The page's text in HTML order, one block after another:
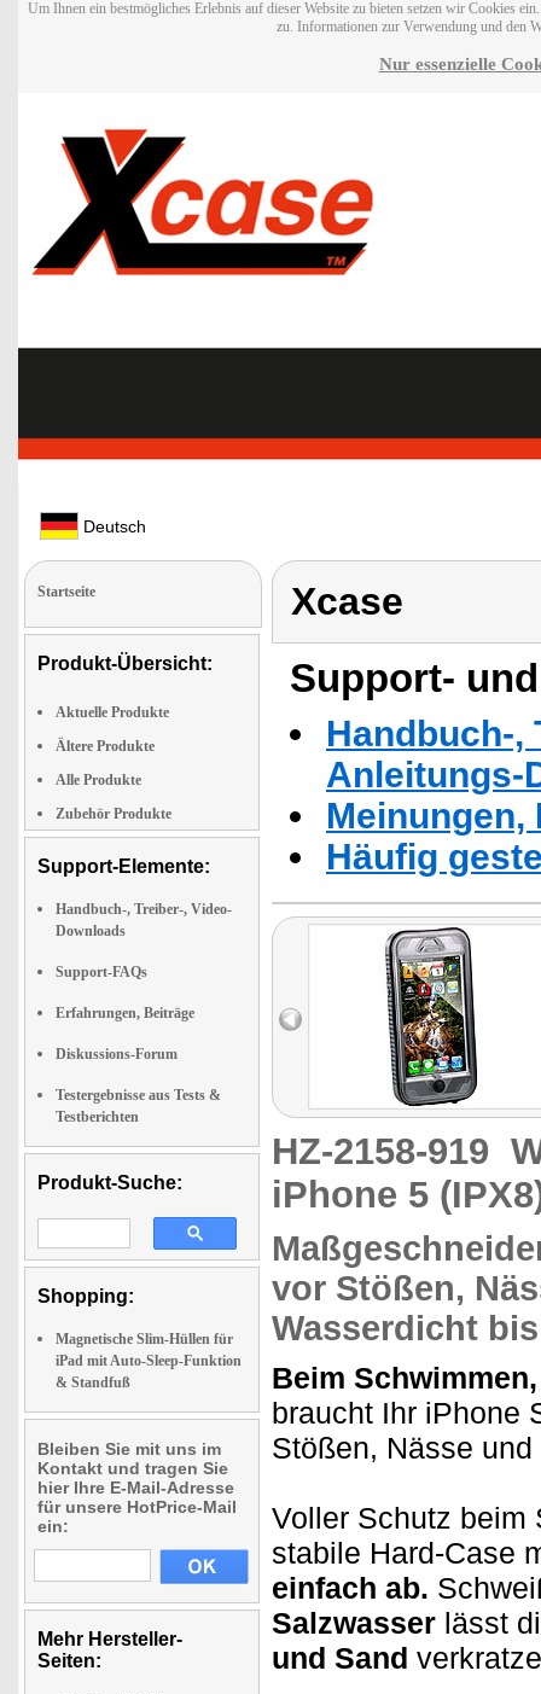
Um Ihnen ein bestmögliches Erlebnis auf dieser Website zu bieten setzen wir Cookies
zu. Informationen zur Verwendung und den
Nur essenzielle
Deutsch
Startseite
Produkt-Übersicht:
Aktuelle Produkte
Ältere Produkte
Alle Produkte
Zubehör Produkte
Support-Elemente:
Handbuch-, Treiber-, Video-
Downloads
Support-FAQs
Erfahrungen, Beiträge
Diskussions-Forum
Testergebnisse aus Tests &
Testberichten
Produkt-Suche:
Shopping:
Magnetische Slim-Hüllen für
iPad mit Auto-Sleep-Funktion
& Standfuß
Bleiben Sie mit uns im
Kontakt und tragen Sie
hier Ihre E-Mail-Adresse
für unsere HotPrice-Mail
ein:
Mehr Hersteller-
Seiten:
Xcase
Support-
Handbuch-,
Anleitungs-
Häufig
HZ-2158-919
iPhone 5
vor Stößen,
Wasserdicht
Beim
braucht Ihr iPhone
Stößen, Nässe und
Voller Schutz beim
stabile Hard-Case
einfach ab.
Salzwasser lässt
und Sand